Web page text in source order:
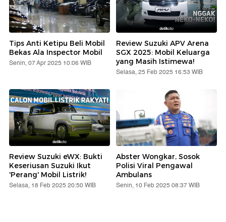
Tips Anti Ketipu Beli Mobil
Bekas Ala Inspector Mobil
Senin, 07 Apr 2025 10:06 WIB
Review Suzuki APV Arena
SGX 2025: Mobil Keluarga
yang Masih Istimewa!
Selasa, 25 Feb 2025 16:53 WIB
Review Suzuki eWX: Bukti
Keseriusan Suzuki Ikut
'Perang' Mobil Listrik!
Selasa, 18 Feb 2025 20:50 WIB
Abster Wongkar, Sosok
Polisi Viral Pengawal
Ambulans
Senin, 10 Feb 2025 08:37 WIB